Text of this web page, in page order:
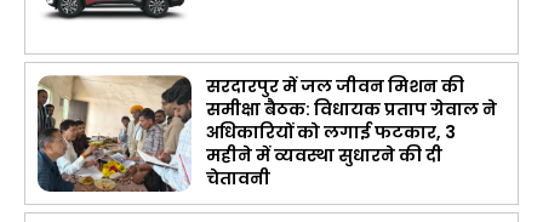
सरदारपुर में जल जीवन मिशन की
समीक्षा बैठक: विधायक प्रताप ग्रेवाल ने
अधिकारियों को लगाई फटकार, 3
महीने में व्यवस्था सुधारने की दी
चेतावनी